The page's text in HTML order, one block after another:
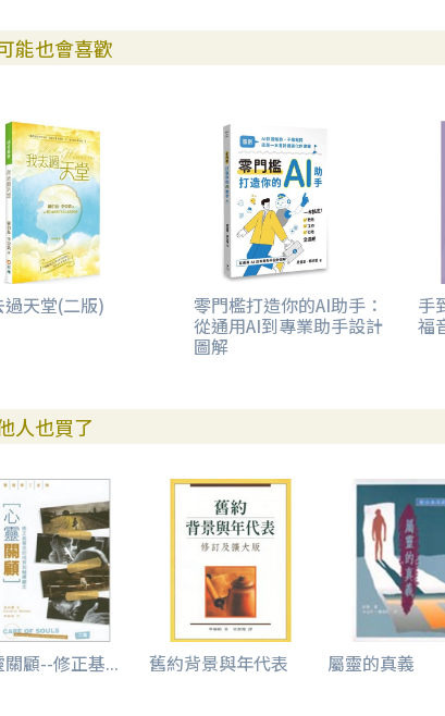
能也會喜歡
過天堂(二版) 零門檻打造你的AI助手：
從通用AI到專業助手設計
圖解
手
福
人也買了
關顧--修正基... 舊約背景與年代表 屬靈的真義